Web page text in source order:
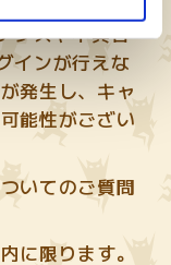
ンスや不具合
インが行えな
発生し、キャ
能性がござい
いてのご質問
に限ります。